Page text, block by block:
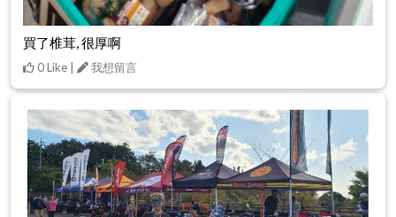
買了椎茸, 很厚啊
0 Like | 我想留言